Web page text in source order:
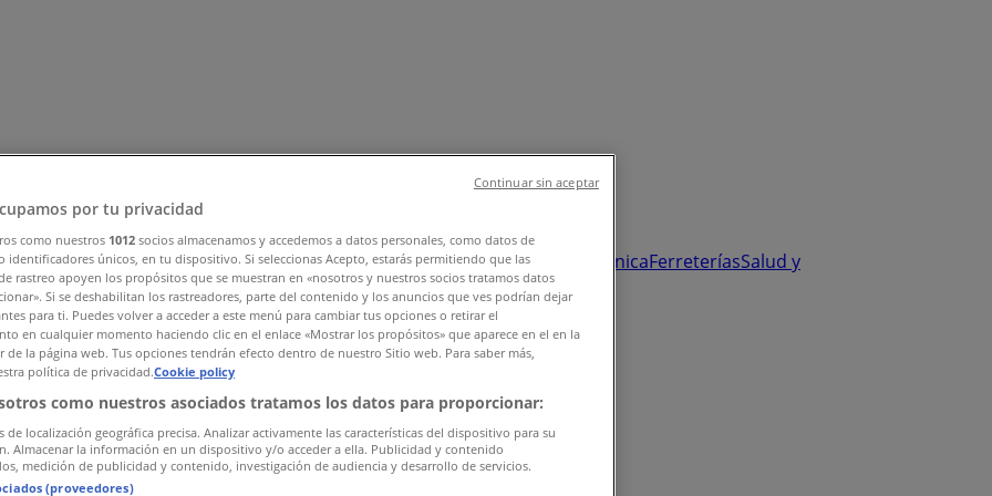
Zapatos y AccesoriosEl Regreso A ClasesHogarFarmacias y Salud ElectrónicaFerreteríasSalud y
y PapeleríasOcioNiñosViajes y EntretenimientoÓpticas
por tu privacidad
como nuestros 1012 socios almacenamos y accedemos a datos personales, como datos de
identificadores únicos, en tu dispositivo. Si seleccionas Acepto, estarás permitiendo que las
rastreo apoyen los propósitos que se muestran en «nosotros y nuestros socios tratamos datos
Si se deshabilitan los rastreadores, parte del contenido y los anuncios que ves podrían dejar
para ti. Puedes volver a acceder a este menú para cambiar tus opciones o retirar el
en cualquier momento haciendo clic en el enlace «Mostrar los propósitos» que aparece en el en la
de la página web. Tus opciones tendrán efecto dentro de nuestro Sitio web. Para saber más,
política de privacidad.Cookie policy
como nuestros asociados tratamos los datos para proporcionar:
de localización geográfica precisa. Analizar activamente las características del dispositivo para su
Almacenar la información en un dispositivo y/o acceder a ella. Publicidad y contenido
medición de publicidad y contenido, investigación de audiencia y desarrollo de servicios.
(proveedores)
Continuar sin aceptar